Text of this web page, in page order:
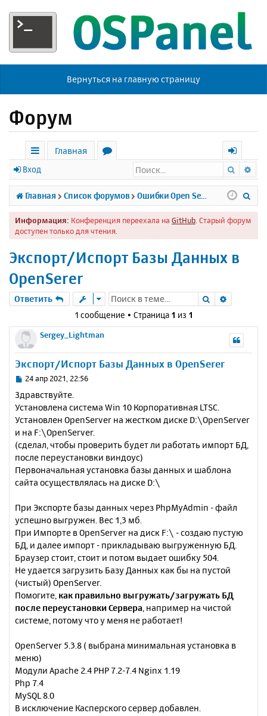
Вернуться на главную страницу
Форум
с
ы
л
к
Главная
р
у
м
х
о
д
Вход Поиск
Главная Список форумов
Информация: Конференция переехала на GitHub . Старый форум
доступен только для чтения.
Экспорт/Испорт Базы Данных в
OpenSerer
Ответить Поиск
1 сообщение • Страница 1 из 1
Sergey_Lightman
Экспорт/Испорт Базы Данных в OpenSerer
С
о
б
щ
е
н
и
е
24 апр 2021, 22:56
Здравствуйте.
Установлена система Win 10 Корпоративная LTSC.
Установлен OpenServer на жестком диске D:\OpenServer
и на F:\OpenServer.
(сделал, чтобы проверить будет ли работать импорт БД,
после переустановки виндоус)
Первоначальная установка базы данных и шаблона
сайта осуществлялась на диске D:\
При Экспорте базы данных через PhpMyAdmin - файл
успешно выгружен. Вес 1,3 мб.
При Импорте в OpenServer на диск F:\ - создаю пустую
БД, и далее импорт - прикладываю выгруженную БД.
Браузер стоит, стоит и потом выдает ошибку 504.
Не удается загрузить Базу Данных как бы на пустой
(чистый) OpenServer.
Помогите, как правильно выгружать/загружать БД
после переустановки Сервера, например на чистой
системе, потому что у меня не работает!
OpenServer 5.3.8 ( выбрана минимальная установка в
меню)
Модули Apache 2.4 PHP 7.2-7.4 Nginx 1.19
Php 7.4
MySQL 8.0
В исключение Касперского сервер добавлен.